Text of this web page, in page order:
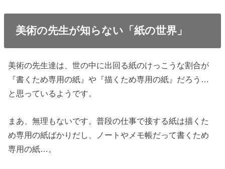
美術の先生が知らない「紙の世界」
美術の先生達は、世の中に出回る紙のけっこうな割合が
『書くため専用の紙』や『描くため専用の紙』だろう…
と思っているようです。
まあ、無理もないです。普段の仕事で接する紙は描くた
め専用の紙ばかりだし、ノートやメモ帳だって書くため
専用の紙…。